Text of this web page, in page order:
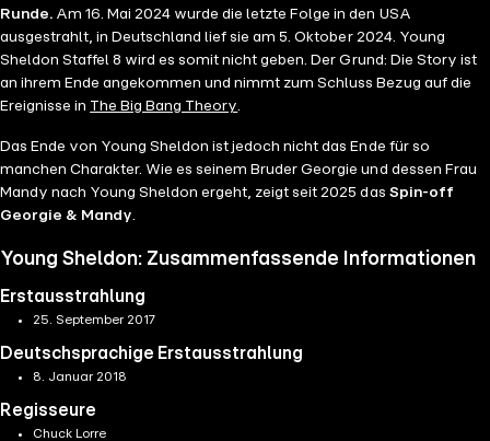
Runde. Am 16. Mai 2024 wurde die letzte Folge in den USA
ausgestrahlt, in Deutschland lief sie am 5. Oktober 2024. Young
Sheldon Staffel 8 wird es somit nicht geben. Der Grund: Die Story ist
an ihrem Ende angekommen und nimmt zum Schluss Bezug auf die
Ereignisse in The Big Bang Theory.
Das Ende von Young Sheldon ist jedoch nicht das Ende für so
manchen Charakter. Wie es seinem Bruder Georgie und dessen Frau
Mandy nach Young Sheldon ergeht, zeigt seit 2025 das Spin-off
Georgie & Mandy.
Young Sheldon: Zusammenfassende Informationen
Erstausstrahlung
25. September 2017
Deutschsprachige Erstausstrahlung
8. Januar 2018
Regisseure
Chuck Lorre